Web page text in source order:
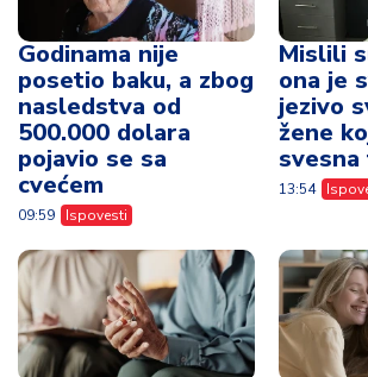
Godinama nije
posetio baku, a zbog
nasledstva od
500.000 dolara
pojavio se sa
cvećem
09:59 Ispovesti
Mislili
ona je
jezivo
žene
13:54